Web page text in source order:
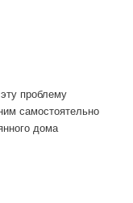
проблему
самостоятельно
дома